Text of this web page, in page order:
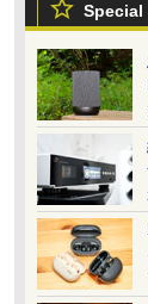
Special